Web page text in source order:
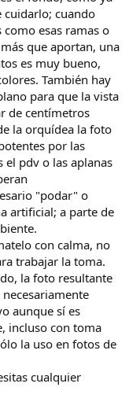
cuidarlo; cuando
esas ramas o
que aportan, una
es muy bueno,
También hay
para que la vista
de centímetros
la orquídea la foto
por las
pdv o las aplanas
"podar" o
artificial; a parte de
con calma, no
trabajar la toma.
la foto resultante
aunque sí es
incluso con toma
la uso en fotos de
cualquier